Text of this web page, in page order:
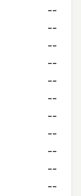
--
--
--
--
--
--
--
--
--
--
--